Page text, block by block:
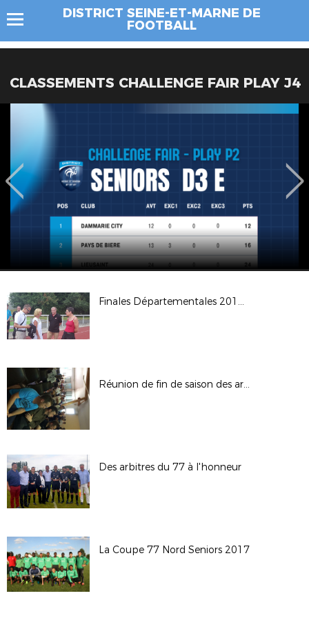
DISTRICT SEINE-ET-MARNE DE
FOOTBALL
CLASSEMENTS CHALLENGE FAIR PLAY J4
Finales Départementales 2017 à TORCY
Réunion de fin de saison des arbitres
Des arbitres du 77 à l'honneur
La Coupe 77 Nord Seniors 2017